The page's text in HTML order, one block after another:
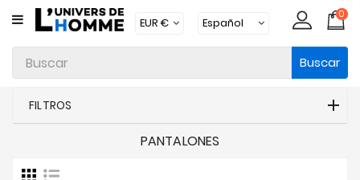
CATEGORÍA
Ropa
Interior
Ropa
0
Buscar
FILTROS
PANTALONES